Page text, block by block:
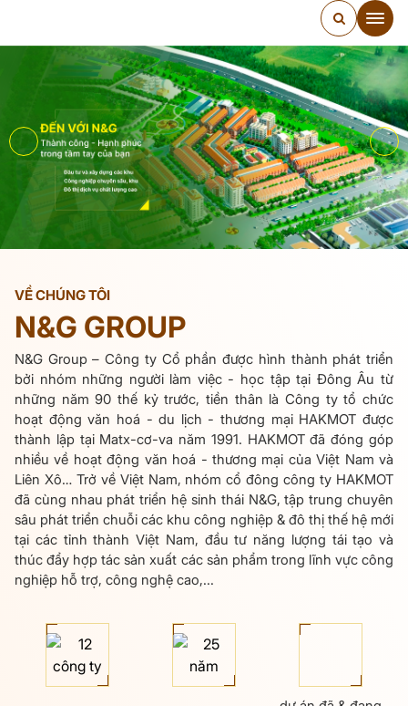
VỀ CHÚNG TÔI
N&G GROUP
N&G Group – Công ty Cổ phần được hình thành phát triển
bởi nhóm những người làm việc - học tập tại Đông Âu từ
những năm 90 thế kỷ trước, tiền thân là Công ty tổ chức
hoạt động văn hoá - du lịch - thương mại HAKMOT được
thành lập tại Matx-cơ-va năm 1991. HAKMOT đã đóng góp
nhiều về hoạt động văn hoá - thương mại của Việt Nam và
Liên Xô… Trở về Việt Nam, nhóm cổ đông công ty HAKMOT
đã cùng nhau phát triển hệ sinh thái N&G, tập trung chuyên
sâu phát triển chuỗi các khu công nghiệp & đô thị thế hệ mới
tại các tỉnh thành Việt Nam, đầu tư năng lượng tái tạo và
thúc đẩy hợp tác sản xuất các sản phẩm trong lĩnh vực công
nghiệp hỗ trợ, công nghệ cao,...